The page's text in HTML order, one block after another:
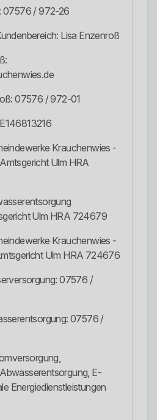
07576 / 972-26
Lisa Enzenroß
07576 / 972-01
Krauchenwies -
Ulm HRA
Ulm HRA 724679
Krauchenwies -
Ulm HRA 724676
07576 /
07576 /
E-
Energiedienstleistungen